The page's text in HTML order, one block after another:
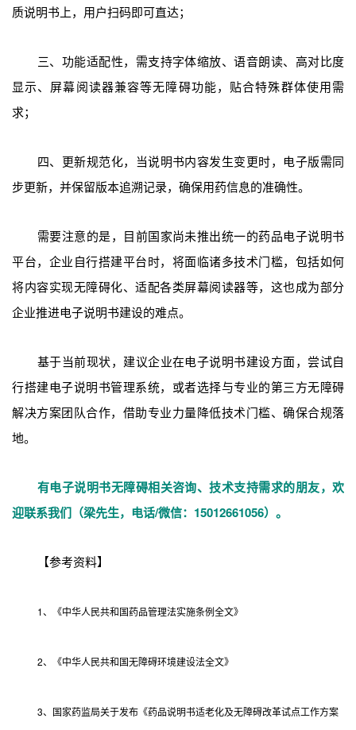
质说明书上，用户扫码即可直达；
三、功能适配性，需支持字体缩放、语音朗读、高对比度
显示、屏幕阅读器兼容等无障碍功能，贴合特殊群体使用需
求；
四、更新规范化，当说明书内容发生变更时，电子版需同
步更新，并保留版本追溯记录，确保用药信息的准确性。
需要注意的是，目前国家尚未推出统一的药品电子说明书
平台，企业自行搭建平台时，将面临诸多技术门槛，包括如何
将内容实现无障碍化、适配各类屏幕阅读器等，这也成为部分
企业推进电子说明书建设的难点。
基于当前现状，建议企业在电子说明书建设方面，尝试自
行搭建电子说明书管理系统，或者选择与专业的第三方无障碍
解决方案团队合作，借助专业力量降低技术门槛、确保合规落
地。
有电子说明书无障碍相关咨询、技术支持需求的朋友，欢
迎联系我们（梁先生，电话/微信：15012661056）。
【参考资料】
1、《中华人民共和国药品管理法实施条例全文》
2、《中华人民共和国无障碍环境建设法全文》
3、国家药监局关于发布《药品说明书适老化及无障碍改革试点工作方案